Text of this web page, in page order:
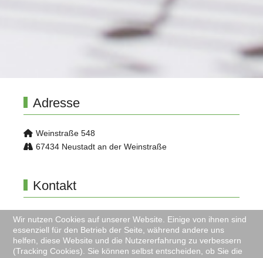
Adresse
Weinstraße 548
67434 Neustadt an der Weinstraße
Kontakt
06321 999 109
info@musikverein-diedesfeld.de
Wir nutzen Cookies auf unserer Website. Einige von ihnen sind
essenziell für den Betrieb der Seite, während andere uns
helfen, diese Website und die Nutzererfahrung zu verbessern
(Tracking Cookies). Sie können selbst entscheiden, ob Sie die